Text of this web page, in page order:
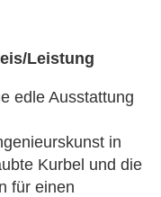
Leistung
edle Ausstattung
in
Kurbel und die
für einen